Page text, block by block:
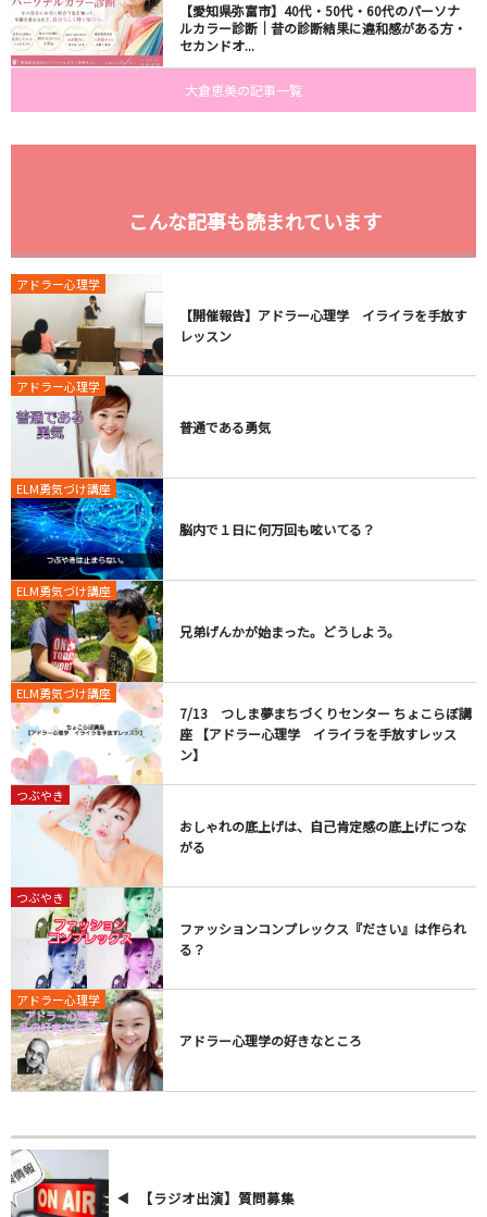
【愛知県弥富市】40代・50代・60代のパーソナ
ルカラー診断｜昔の診断結果に違和感がある方・
セカンドオ...
大倉恵美の記事一覧
こんな記事も読まれています
アドラー心理学
【開催報告】アドラー心理学 イライラを手放す
レッスン
アドラー心理学
普通である勇気
ELM勇気づけ講座
脳内で１日に何万回も呟いてる？
ELM勇気づけ講座
兄弟げんかが始まった。どうしよう。
ELM勇気づけ講座
7/13 つしま夢まちづくりセンター ちょこらぼ講
座 【アドラー心理学 イライラを手放すレッス
ン】
つぶやき
おしゃれの底上げは、自己肯定感の底上げにつな
がる
つぶやき
ファッションコンプレックス『ださい』は作られ
る？
アドラー心理学
アドラー心理学の好きなところ
【ラジオ出演】質問募集